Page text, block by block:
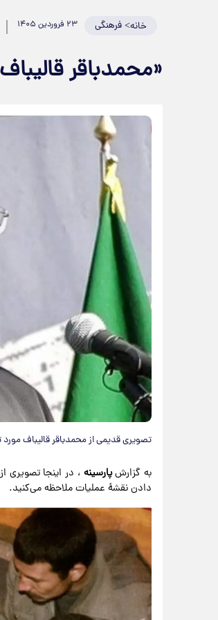
خانه>فرهنگی ۲۳ فروردین ۱۴۰۵
«محمدباقر
تصویری قدیمی از محمدباقر قالیباف مورد
به گزارشپارسینه ، در اینجا
دادن نقشۀ عملیات ملاحظه می‌کنید.